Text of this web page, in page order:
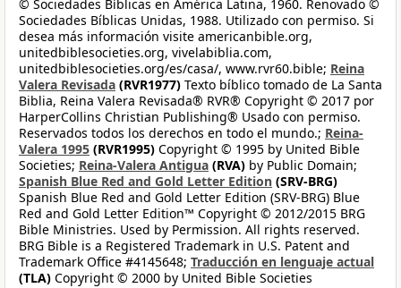
© Sociedades Bíblicas en América Latina, 1960. Renovado ©
Sociedades Bíblicas Unidas, 1988. Utilizado con permiso. Si
desea más información visite americanbible.org,
unitedbiblesocieties.org, vivelabiblia.com,
unitedbiblesocieties.org/es/casa/, www.rvr60.bible; Reina
Valera Revisada (RVR1977) Texto bíblico tomado de La Santa
Biblia, Reina Valera Revisada® RVR® Copyright © 2017 por
HarperCollins Christian Publishing® Usado con permiso.
Reservados todos los derechos en todo el mundo.; Reina-
Valera 1995 (RVR1995) Copyright © 1995 by United Bible
Societies; Reina-Valera Antigua (RVA) by Public Domain;
Spanish Blue Red and Gold Letter Edition (SRV-BRG)
Spanish Blue Red and Gold Letter Edition (SRV-BRG) Blue
Red and Gold Letter Edition™ Copyright © 2012/2015 BRG
Bible Ministries. Used by Permission. All rights reserved.
BRG Bible is a Registered Trademark in U.S. Patent and
Trademark Office #4145648; Traducción en lenguaje actual
(TLA) Copyright © 2000 by United Bible Societies